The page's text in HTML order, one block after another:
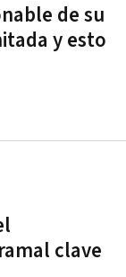
de su
y esto
clave